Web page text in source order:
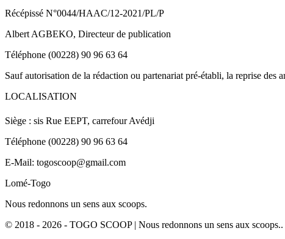
Récépissé N°0044/HAAC/12-2021/PL/P
Albert AGBEKO, Directeur de publication
Téléphone (00228) 90 96 63 64
Sauf autorisation de la rédaction ou partenariat pré-établi, la reprise des
LOCALISATION
Siège : sis Rue EEPT, carrefour Avédji
Téléphone (00228) 90 96 63 64
E-Mail: togoscoop@gmail.com
Lomé-Togo
Nous redonnons un sens aux scoops.
© 2018 - 2026 - TOGO SCOOP | Nous redonnons un sens aux scoops..